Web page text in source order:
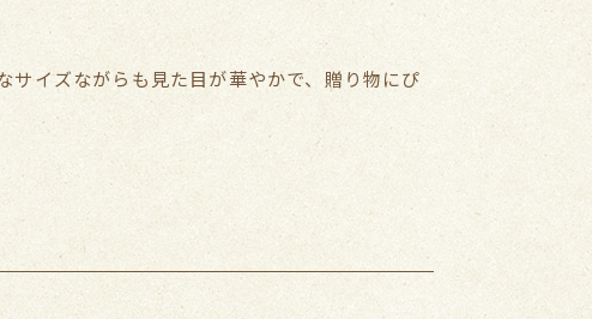
サイズながらも見た目が華やかで、贈り物にぴ